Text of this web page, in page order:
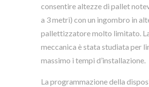
consentire altezze di pallet
a 3 metri) con un ingombro in
pallettizzatore molto limitato.
meccanica è stata studiata per
massimo i tempi d’installazione.
La programmazione della